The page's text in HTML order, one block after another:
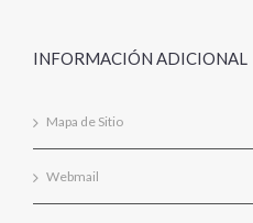
INFORMACIÓN ADICIONAL
Mapa de Sitio
Webmail